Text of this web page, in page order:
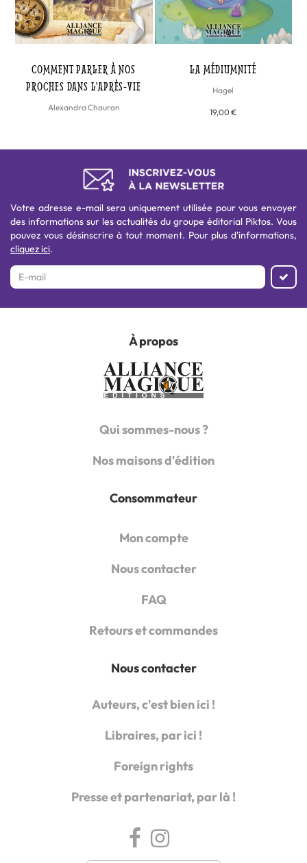
COMMENT PARLER À NOS
PROCHES DANS L'APRÈS-VIE
Alexandra Chauran
LA MÉDIUMNITÉ
Hagel
19,00 €
Votre adresse e-mail sera uniquement utilisée pour vous envoyer
des informations sur les actualités du groupe éditorial Piktos. Vous
pouvez vous désinscrire à tout moment. Pour plus d'informations,
cliquez ici.
À propos
Qui sommes-nous ?
Nos maisons d'édition
Consommateur
Mon compte
Nous contacter
FAQ
Retours et commandes
Nous contacter
Auteurs, c'est bien ici !
Libraires, par ici !
Foreign rights
Presse et partenariat, par là !